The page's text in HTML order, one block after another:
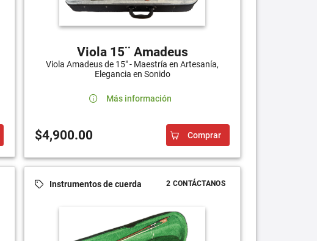
Viola 15¨ Amadeus
Viola Amadeus de 15" - Maestría en Artesanía,
Elegancia en Sonido
Más información
$4,900.00 Comprar
Instrumentos de cuerda 2 CONTÁCTANOS